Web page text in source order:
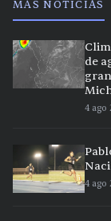
MÁS NOTICIAS
de
4 ago
4 ago